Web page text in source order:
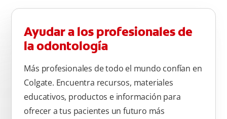
Ayudar a los profesionales de
la odontología
Más profesionales de todo el mundo confían en
Colgate. Encuentra recursos, materiales
educativos, productos e información para
ofrecer a tus pacientes un futuro más